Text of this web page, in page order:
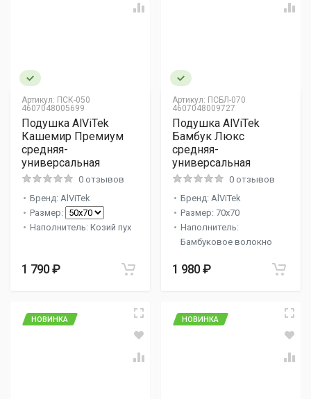
Артикул: ПСК-050
4607048005699
Подушка AlViTek
Кашемир Премиум
средняя-
универсальная
0 отзывов
Бренд: AlViTek
Размер:
Наполнитель: Козий пух
1 790 ₽
Артикул: ПСБЛ-070
4607048009727
Подушка AlViTek
Бамбук Люкс
средняя-
универсальная
0 отзывов
Бренд: AlViTek
Размер: 70x70
Наполнитель:
Бамбуковое волокно
1 980 ₽
НОВИНКА НОВИНКА